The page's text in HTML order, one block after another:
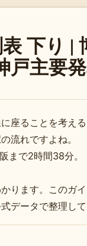
下り |
戸主要
座ることを考え
流れですよね。
まで2時間38分。
ります。このガ
データで整理し